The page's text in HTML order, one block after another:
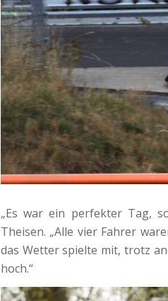
„Es war ein perfekter Tag,
Theisen. „Alle vier Fahrer
das Wetter spielte mit, trotz
hoch.“